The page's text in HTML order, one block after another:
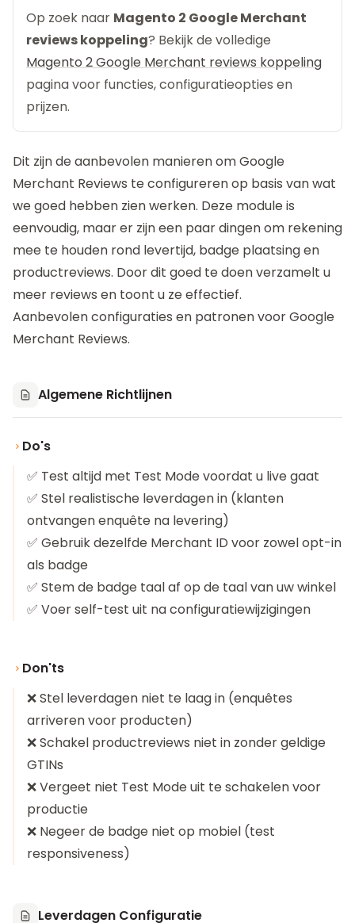
Op zoek naar Magento 2 Google Merchant
reviews koppeling? Bekijk de volledige
Magento 2 Google Merchant reviews koppeling
pagina voor functies, configuratieopties en
prijzen.
Dit zijn de aanbevolen manieren omGoogle
Merchant Reviews te configureren op basis van wat
we goed hebben zien werken. Deze module is
eenvoudig, maar er zijn een paar dingen om rekening
mee te houden rond levertijd, badge plaatsing en
productreviews. Door dit goed te doen verzamelt u
meer reviews en toont u ze effectief.
Aanbevolen configuraties en patronen voor Google
Merchant Reviews.
Algemene Richtlijnen
Do's
✅ Test altijd met Test Mode voordat u live gaat
✅ Stel realistische leverdagen in (klanten
ontvangen enquête na levering)
✅ Gebruik dezelfde Merchant ID voor zowel opt-in
als badge
✅ Stem de badge taal af op de taal van uw winkel
✅ Voer self-test uit na configuratiewijzigingen
Don'ts
❌ Stel leverdagen niet te laag in (enquêtes
arriveren voor producten)
❌ Schakel productreviews niet in zonder geldige
GTINs
❌ Vergeet niet Test Mode uit te schakelen voor
productie
❌ Negeer de badge niet op mobiel (test
responsiveness)
Leverdagen Configuratie